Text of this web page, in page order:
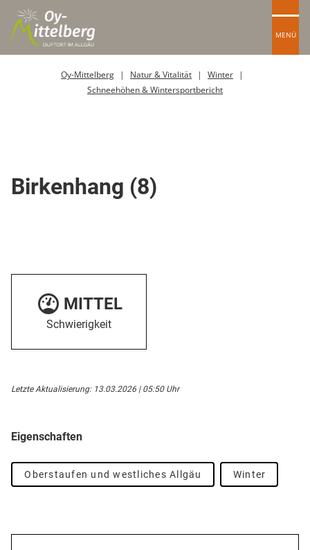
MENÜ
Oy-Mittelberg Natur & Vitalität
Winter
Schneehöhen & Wintersportbericht
Birkenhang (8)
MITTEL
Schwierigkeit
Letzte Aktualisierung: 13.03.2026 | 05:50 Uhr
Eigenschaften
Oberstaufen und westliches Allgäu Winter